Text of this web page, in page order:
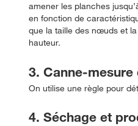
amener les planches
en fonction de
que la taille des nœuds et
hauteur.
3. Canne-
On utilise une règle pour
4. Séchage et